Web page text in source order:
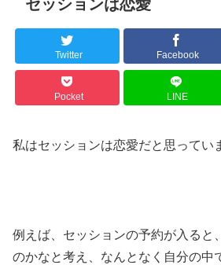
セッションは恋愛
Twitter Facebook
Pocket LINE
私はセッションは恋愛だと思ってい
例えば、セッションの予約が入ると
のかなと考え、なんとなく自分の中